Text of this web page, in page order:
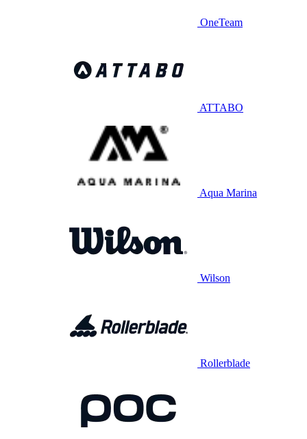
OneTeam
ATTABO
Aqua Marina
Wilson
Rollerblade